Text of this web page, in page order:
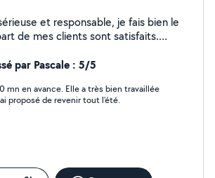
et responsable, je fais bien le
de mes clients sont satisfaits.
par Pascale : 5/5
mn en avance. Elle a très bien travaillée
proposé de revenir tout l’été.